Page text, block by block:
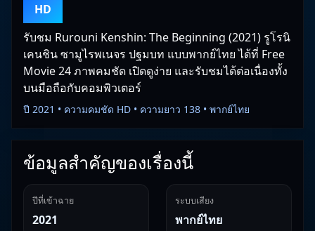
HD
รับชม Rurouni Kenshin: The Beginning (2021) รูโรนิ
เคนชิน ซามูไรพเนจร ปฐมบท แบบพากย์ไทย ได้ที่ Free
Movie 24 ภาพคมชัด เปิดดูง่าย และรับชมได้ต่อเนื่องทั้ง
บนมือถือกับคอมพิวเตอร์
ปี 2021 • ความคมชัด HD • ความยาว 138 • พากย์ไทย
ข้อมูลสำคัญของเรื่องนี้
ปีที่เข้าฉาย
2021
ระบบเสียง
พากย์ไทย